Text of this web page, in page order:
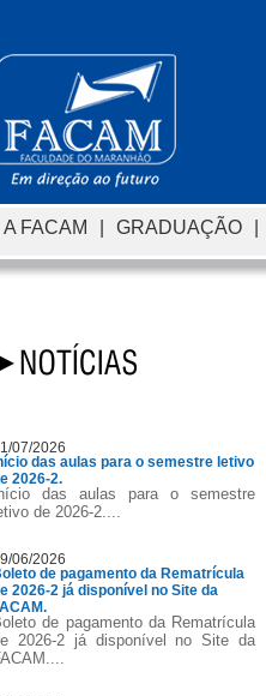
A FACAM | GRADUAÇÃO |
07/2026
das aulas para o semestre letivo
2026-2.
das aulas para o semestre
de 2026-2....
06/2026
de pagamento da Rematrícula
2026-2 já disponível no Site da
de pagamento da Rematrícula
2026-2 já disponível no Site da